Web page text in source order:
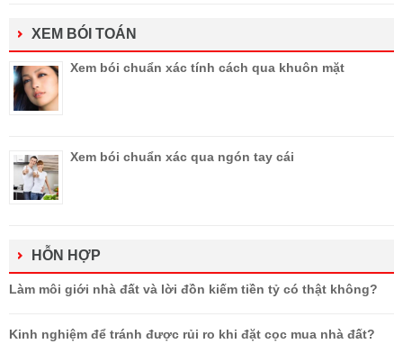
XEM BÓI TOÁN
Xem bói chuẩn xác tính cách qua khuôn mặt
Xem bói chuẩn xác qua ngón tay cái
HỖN HỢP
Làm môi giới nhà đất và lời đồn kiếm tiền tỷ có thật không?
Kinh nghiệm để tránh được rủi ro khi đặt cọc mua nhà đất?